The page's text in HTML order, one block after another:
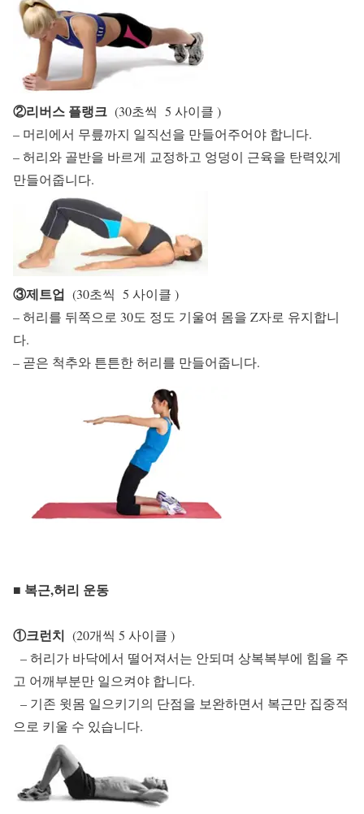
②리버스 플랭크 (30초씩 5 사이클 )
– 머리에서 무릎까지 일직선을 만들어주어야 합니다.
– 허리와 골반을 바르게 교정하고 엉덩이 근육을 탄력있게
만들어줍니다.
③제트업 (30초씩 5 사이클 )
– 허리를 뒤쪽으로 30도 정도 기울여 몸을 Z자로 유지합니
다.
– 곧은 척추와 튼튼한 허리를 만들어줍니다.
■ 복근,허리 운동
①크런치 (20개씩 5 사이클 )
– 허리가 바닥에서 떨어져서는 안되며 상복복부에 힘을 주
고 어깨부분만 일으켜야 합니다.
– 기존 윗몸 일으키기의 단점을 보완하면서 복근만 집중적
으로 키울 수 있습니다.